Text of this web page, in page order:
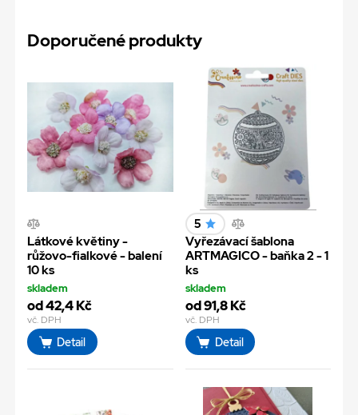
Doporučené produkty
Látkové květiny -
růžovo-fialkové - balení
10 ks
skladem
od 42,4 Kč
vč. DPH
Detail
5
Vyřezávací šablona
ARTMAGICO - baňka 2 - 1
ks
skladem
od 91,8 Kč
vč. DPH
Detail